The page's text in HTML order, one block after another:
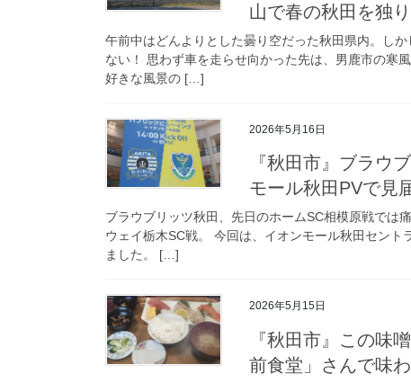
山で春の秋田を独
午前中はどんよりとした曇り空だった秋田県内。し
ない！ 思わず車を走らせ向かった先は、男鹿市の寒
好きな風景の […]
2026年5月16日
『秋田市』ブラウ
モール秋田PVで見
ブラウブリッツ秋田、先日のホームSC相模原戦で
ウェイ栃木SC戦。 今回は、イオンモール秋田セン
ました。 […]
2026年5月15日
『秋田市』この味
前食堂」さんで味